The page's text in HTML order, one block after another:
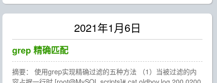
2021年1月6日
grep 精确匹配
摘要： 使用grep实现精确过滤的五种方法 （1）当被过滤的内